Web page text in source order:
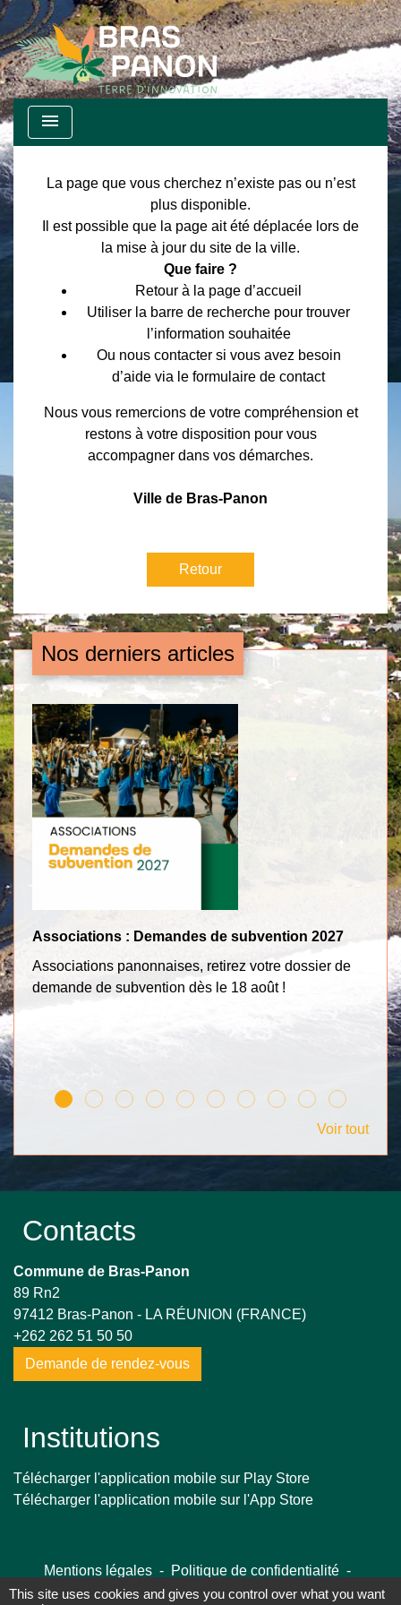
menu
La page que vous cherchez n’existe pas ou n’est
plus disponible.
Il est possible que la page ait été déplacée lors de
la mise à jour du site de la ville.
Que faire ?
Retour à la page d’accueil
Utiliser la barre de recherche pour trouver
l’information souhaitée
Ou nous contacter si vous avez besoin
d’aide via le formulaire de contact
Nous vous remercions de votre compréhension et
restons à votre disposition pour vous
accompagner dans vos démarches.
Ville de Bras-Panon
Retour
Nos derniers articles
Associations : Demandes de subvention 2027
Associations panonnaises, retirez votre dossier de
demande de subvention dès le 18 août !
Voir tout
Contacts
Commune de Bras-Panon
89 Rn2
97412 Bras-Panon - LA RÉUNION (FRANCE)
+262 262 51 50 50
Demande de rendez-vous
Institutions
Télécharger l'application mobile sur Play Store
Télécharger l'application mobile sur l'App Store
Mentions légales - Politique de confidentialité -
Accessibilité - Plan du site - Gestion des cookies
This site uses cookies and gives you control over what you want